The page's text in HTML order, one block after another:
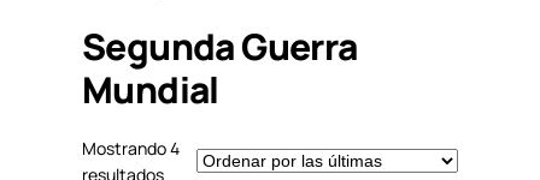
Segunda Guerra
Mundial
Mostrando 4
resultadosS